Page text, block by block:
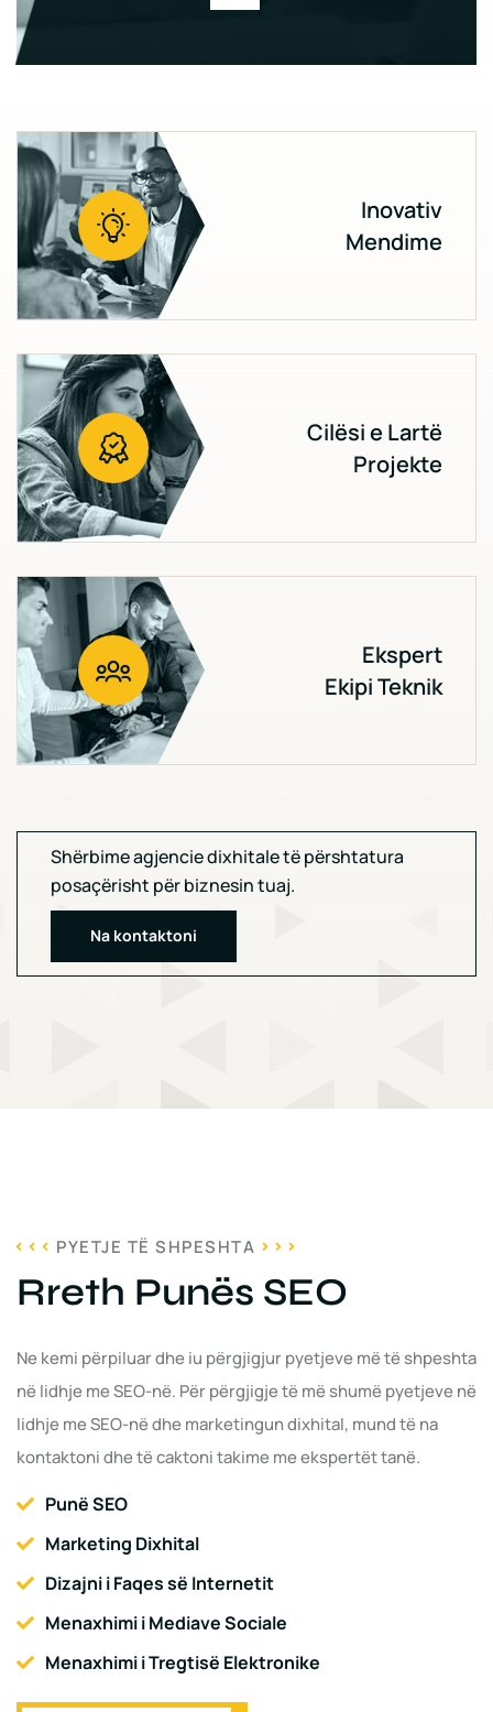
Inovativ
Mendime
Cilësi e Lartë
Projekte
Ekspert
Ekipi Teknik
Shërbime agjencie dixhitale të përshtatura
posaçërisht për biznesin tuaj.
Na kontaktoni
PYETJE TË SHPESHTA
Rreth Punës SEO
Ne kemi përpiluar dhe iu përgjigjur pyetjeve më të shpeshta
në lidhje me SEO-në. Për përgjigje të më shumë pyetjeve në
lidhje me SEO-në dhe marketingun dixhital, mund të na
kontaktoni dhe të caktoni takime me ekspertët tanë.
Punë SEO
Marketing Dixhital
Dizajni i Faqes së Internetit
Menaxhimi i Mediave Sociale
Menaxhimi i Tregtisë Elektronike